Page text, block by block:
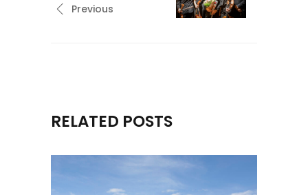
Previous
RELATED POSTS